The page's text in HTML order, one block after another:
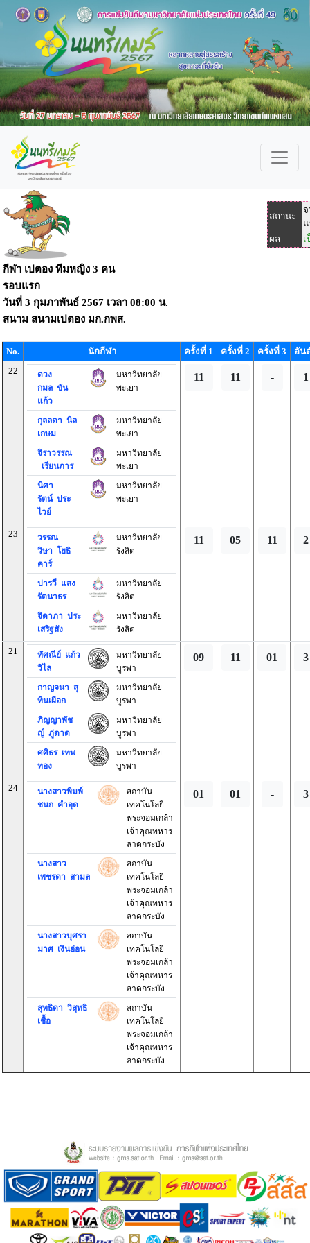
สถานะ
จ
ผล
กีฬา เปตอง ทีมหญิง 3 คน
รอบแรก
วันที่ 3 กุมภาพันธ์ 2567 เวลา 08:00 น.
สนาม สนามเปตอง มก.กพส.
No. นักกีฬา ครั้งที่ 1 ครั้งที่ 2 ครั้งที่ 3
อัน
22
ดวง
กมล ขัน
แก้ว
มหาวิทยาลัย
พะเยา
กุลลดา นิล
เกษม
มหาวิทยาลัย
พะเยา
จิราวรรณ
เรียนภาร
มหาวิทยาลัย
พะเยา
นิศา
รัตน์ ประ
ไวย์
มหาวิทยาลัย
พะเยา
11 11 - 1
23
วรรณ
วิษา โยธิ
คาร์
มหาวิทยาลัย
รังสิต
ปารวี แสง
รัตนาธร
มหาวิทยาลัย
รังสิต
จิดาภา ประ
เสริฐสัง
มหาวิทยาลัย
รังสิต
11 05 11 2
21
ทัศณีย์ แก้ว
วิไล
มหาวิทยาลัย
บูรพา
กาญจนา สุ
ทินเผือก
มหาวิทยาลัย
บูรพา
ภิญญาพัช
ญ์ ภู่ดาด
มหาวิทยาลัย
บูรพา
ศศิธร เทพ
ทอง
มหาวิทยาลัย
บูรพา
09 11 01 3
24
นางสาวพิมพ์
ชนก คำอุด
สถาบัน
เทคโนโลยี
พระจอมเกล้า
เจ้าคุณทหาร
ลาดกระบัง
นางสาว
เพชรดา สามล
สถาบัน
เทคโนโลยี
พระจอมเกล้า
เจ้าคุณทหาร
ลาดกระบัง
นางสาวบุศรา
มาศ เงินอ่อน
สถาบัน
เทคโนโลยี
พระจอมเกล้า
เจ้าคุณทหาร
ลาดกระบัง
สุทธิดา วิสุทธิ
เชื้อ
สถาบัน
เทคโนโลยี
พระจอมเกล้า
เจ้าคุณทหาร
ลาดกระบัง
01 01 - 3